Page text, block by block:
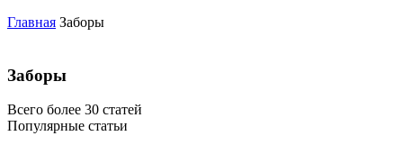
Главная Заборы
Заборы
Всего более 30 статей
Популярные статьи